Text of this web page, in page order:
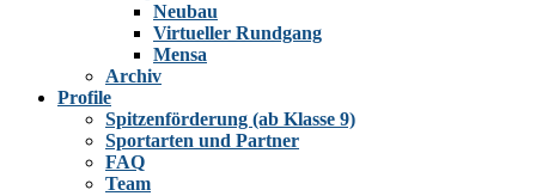
Neubau
Virtueller Rundgang
Mensa
Archiv
Profile
Spitzenförderung (ab Klasse 9)
Sportarten und Partner
FAQ
Team